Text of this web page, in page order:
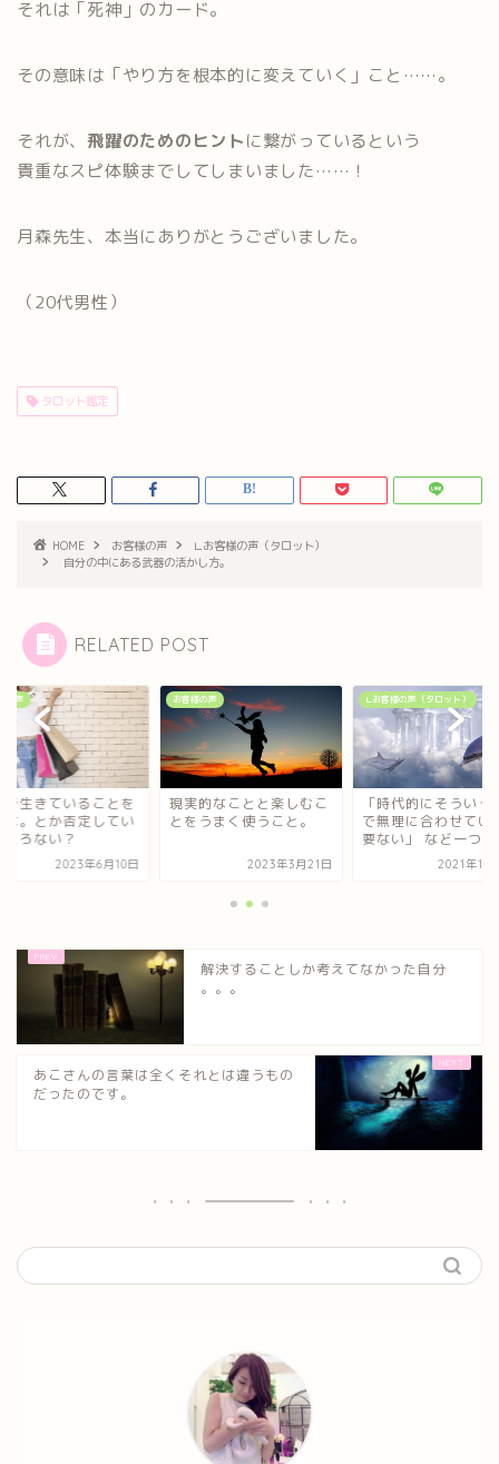
それは「死神」のカード。
その意味は「やり方を根本的に変えていく」こと……。
それが、飛躍のためのヒントに繋がっているという
貴重なスピ体験までしてしまいました……！
月森先生、本当にありがとうございました。
（20代男性）
タロット鑑定
HOME お客様の声
∟お客様の声（タロット）
自分の中にある武器の活かし方。
RELATED POST
の声
で生きていることを
な。とか否定してい
ころない？
2023年6月10日
お客様の声
現実的なことと楽しむこ
とをうまく使うこと。
2023年3月21日
∟お客様の声（タロット）
「時代的にそういう
で無理に合わせてい
要ない」 など一つ
2021年11
解決することしか考えてなかった自分
。。。
あこさんの言葉は全くそれとは違うもの
だったのです。